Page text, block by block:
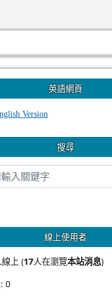
英語網頁
Version
搜尋
線上使用者
線上 (17人在瀏覽本站消息)
0